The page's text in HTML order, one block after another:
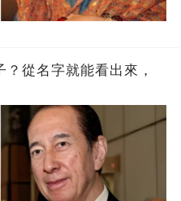
從名字就能看出來，